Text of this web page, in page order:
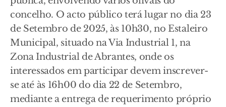
concelho. O acto público terá lugar no dia 23
de Setembro de 2025, às 10h30, no Estaleiro
Municipal, situado na Via Industrial 1, na
Zona Industrial de Abrantes, onde os
interessados em participar devem inscrever-
se até às 16h00 do dia 22 de Setembro,
mediante a entrega de requerimento próprio